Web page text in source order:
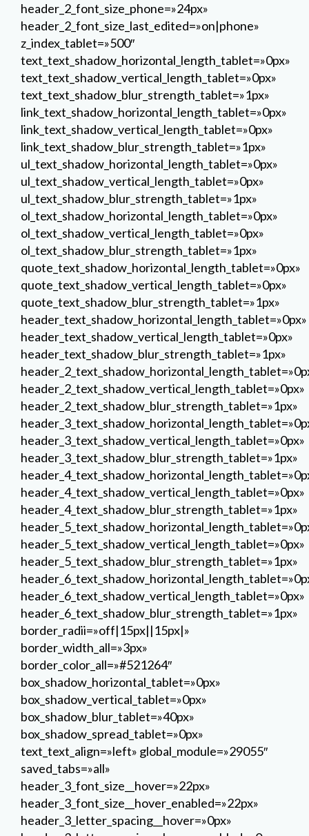
header_2_font_size_phone=»24px»
header_2_font_size_last_edited=»on|phone»
z_index_tablet=»500″
text_text_shadow_horizontal_length_tablet=»0px»
text_text_shadow_vertical_length_tablet=»0px»
text_text_shadow_blur_strength_tablet=»1px»
link_text_shadow_horizontal_length_tablet=»0px»
link_text_shadow_vertical_length_tablet=»0px»
link_text_shadow_blur_strength_tablet=»1px»
ul_text_shadow_horizontal_length_tablet=»0px»
ul_text_shadow_vertical_length_tablet=»0px»
ul_text_shadow_blur_strength_tablet=»1px»
ol_text_shadow_horizontal_length_tablet=»0px»
ol_text_shadow_vertical_length_tablet=»0px»
ol_text_shadow_blur_strength_tablet=»1px»
quote_text_shadow_horizontal_length_tablet=»0px»
quote_text_shadow_vertical_length_tablet=»0px»
quote_text_shadow_blur_strength_tablet=»1px»
header_text_shadow_horizontal_length_tablet=»0px»
header_text_shadow_vertical_length_tablet=»0px»
header_text_shadow_blur_strength_tablet=»1px»
header_2_text_shadow_vertical_length_tablet=»0px»
header_2_text_shadow_blur_strength_tablet=»1px»
header_3_text_shadow_vertical_length_tablet=»0px»
header_3_text_shadow_blur_strength_tablet=»1px»
header_4_text_shadow_vertical_length_tablet=»0px»
header_4_text_shadow_blur_strength_tablet=»1px»
header_5_text_shadow_vertical_length_tablet=»0px»
header_5_text_shadow_blur_strength_tablet=»1px»
header_6_text_shadow_vertical_length_tablet=»0px»
header_6_text_shadow_blur_strength_tablet=»1px»
border_radii=»off|15px||15px|»
border_width_all=»3px»
border_color_all=»#521264″
box_shadow_horizontal_tablet=»0px»
box_shadow_vertical_tablet=»0px»
box_shadow_blur_tablet=»40px»
box_shadow_spread_tablet=»0px»
text_text_align=»left» global_module=»29055″
saved_tabs=»all»
header_3_font_size__hover=»22px»
header_3_font_size__hover_enabled=»22px»
header_3_letter_spacing__hover=»0px»